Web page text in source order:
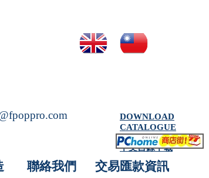
DOWNLOAD
CATALOGUE
中文目錄下載
聯絡我們 交易匯款資訊